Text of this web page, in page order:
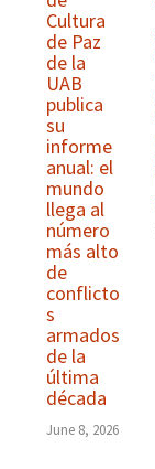
Cultura
de Paz
de la
UAB
publica
su
informe
anual: el
mundo
llega al
número
más alto
de
conflicto
s
armados
de la
última
década
June 8, 2026